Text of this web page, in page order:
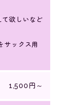
欲しいなど
サックス用
1,500円～